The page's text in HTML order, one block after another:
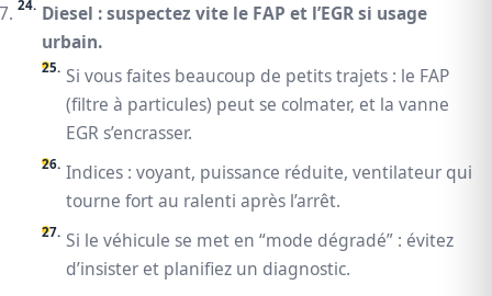
Diesel : suspectez vite le FAP et l’EGR si usage
urbain.
Si vous faites beaucoup de petits trajets : le FAP
(filtre à particules) peut se colmater, et la vanne
EGR s’encrasser.
Indices : voyant, puissance réduite, ventilateur qui
tourne fort au ralenti après l’arrêt.
Si le véhicule se met en “mode dégradé” : évitez
d’insister et planifiez un diagnostic.